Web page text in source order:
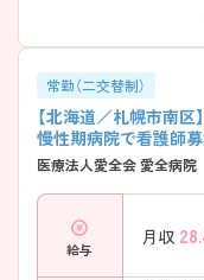
常勤（二交替制）
【北海道／札幌市南
慢性期病院で看護師
医療法人愛全会 愛全病
給与
月収